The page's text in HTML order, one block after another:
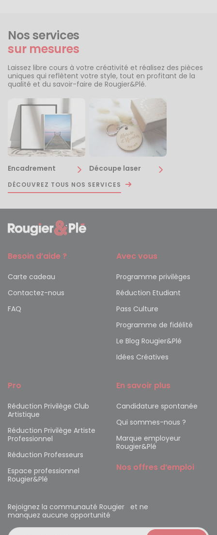
Nos services
sur mesures
Laissez libre cours à votre créativité et réalisez des pièces
uniques qui reflètent votre style, tout en profitant de la
qualité et du savoir-faire de Rougier&Plé.
Encadrement Découpe laser
DÉCOUVREZ TOUS NOS SERVICES
Besoin d’aide ?
Carte cadeau
Contactez-nous
FAQ
Avec vous
Programme privilèges
Réduction Etudiant
Pass Culture
Programme de fidélité
Le Blog Rougier&Plé
Idées Créatives
Pro
Réduction Privilège Club
Artistique
Réduction Privilège Artiste
Professionnel
Réduction Professeurs
Espace professionnel
Rougier&Plé
En savoir plus
Candidature spontanée
Qui sommes-nous ?
Marque employeur
Rougier&Plé
Nos offres d’emploi
Rejoignez la communauté Rougier et ne
manquez aucune opportunité